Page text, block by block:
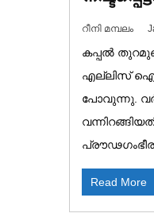
റീനി മമ്പലം
കപ്പൽ
എല്ലിസ്
പോവുന്നു.
Read More